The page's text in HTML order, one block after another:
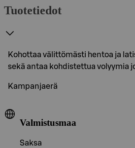
Tuotetiedot
Kohottaa välittömästi hentoa ja
sekä antaa kohdistettua volyymia
Kampanjaerä
Valmistusmaa
Saksa